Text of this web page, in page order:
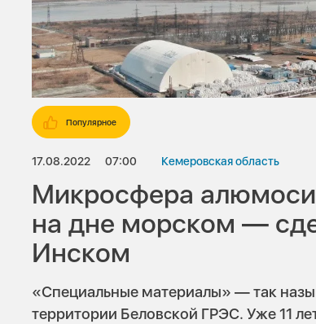
Популярное
17.08.2022 07:00 Кемеровская область
Микросфера
на дне морском —
Инском
«Специальные материалы» — так
территории Беловской ГРЭС. Уже 11